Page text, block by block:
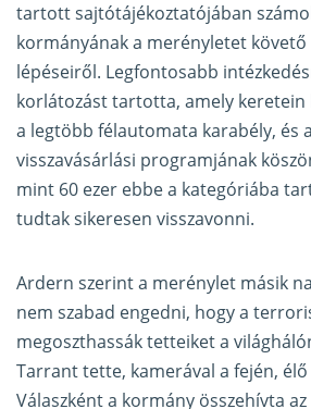
tartott sajtótájékoztatójában
kormányának a merényletet
lépéseiről. Legfontosabb
korlátozást tartotta, amely keretein
a legtöbb félautomata karabély, és
visszavásárlási programjának
mint 60 ezer ebbe a kategóriába
tudtak sikeresen visszavonni.
Ardern szerint a merénylet másik
nem szabad engedni, hogy a
megoszthassák tetteiket a
Tarrant tette, kamerával a fején,
Válaszként a kormány összehívta